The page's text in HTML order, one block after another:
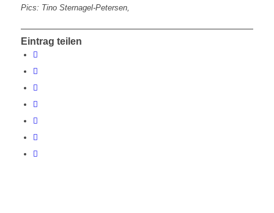
Pics: Tino Sternagel-Petersen,
Eintrag teilen